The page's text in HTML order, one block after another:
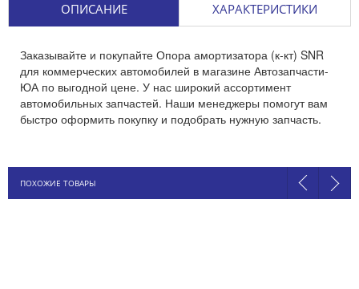
ОПИСАНИЕ ХАРАКТЕРИСТИКИ
Заказывайте и покупайте Опора амортизатора (к-кт) SNR
для коммерческих автомобилей в магазине Автозапчасти-
ЮА по выгодной цене. У нас широкий ассортимент
автомобильных запчастей. Наши менеджеры помогут вам
быстро оформить покупку и подобрать нужную запчасть.
ПОХОЖИЕ ТОВАРЫ